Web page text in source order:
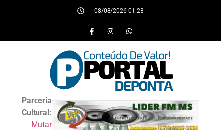
08/08/2026 01:23
Parceria
Cultural:
Mutar